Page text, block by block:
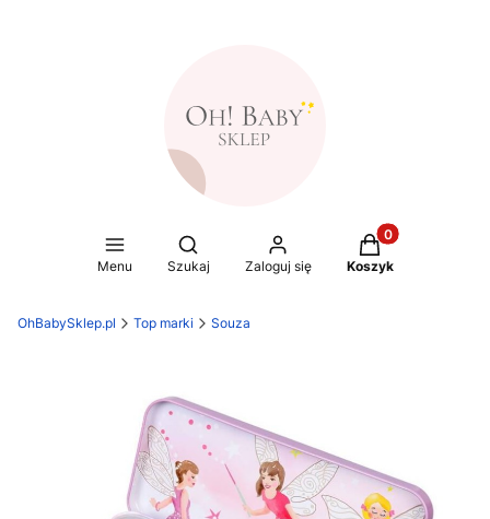
Menu
Otwórz wyszukiwarkę
Szukaj Zaloguj się
Produkty w
Koszyk
OhBabySklep.pl Top marki Souza